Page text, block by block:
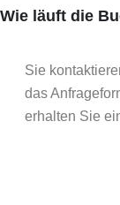
Wie läuft die
Sie
das
erhalten Sie